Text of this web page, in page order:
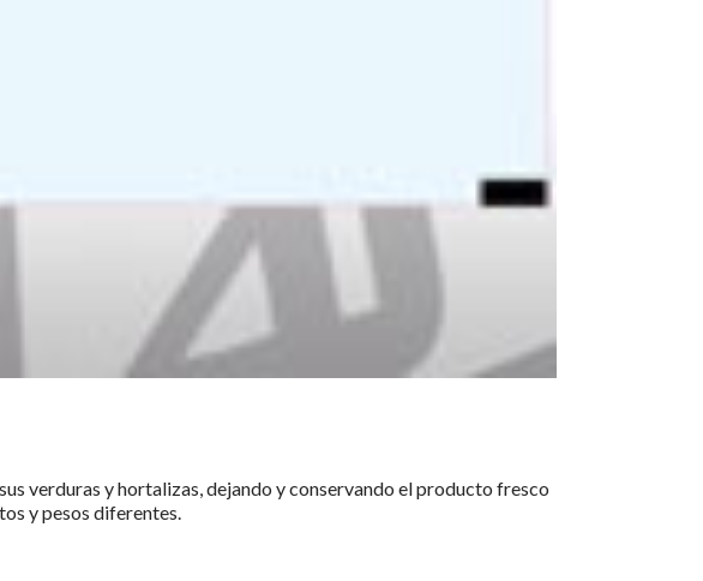
verduras y hortalizas, dejando y conservando el producto fresco
y pesos diferentes.